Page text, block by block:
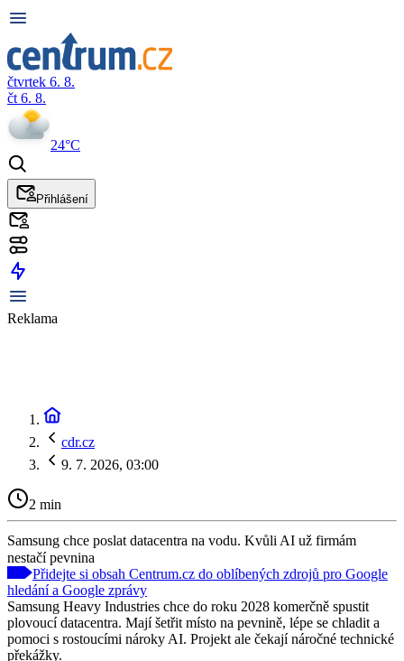
čtvrtek 6. 8.
čt 6. 8.
24°C
Přihlášení
Reklama
cdr.cz
9. 7. 2026, 03:00
2 min
Samsung chce poslat datacentra na vodu. Kvůli AI už firmám
nestačí pevnina
Přidejte si obsah Centrum.cz do oblíbených zdrojů pro Google
hledání a Google zprávy
Samsung Heavy Industries chce do roku 2028 komerčně spustit
plovoucí datacentra. Mají šetřit místo na pevnině, lépe se chladit a
pomoci s rostoucími nároky AI. Projekt ale čekají náročné technické
překážky.